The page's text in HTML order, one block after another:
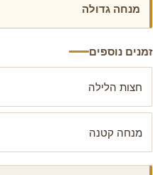
מנחה גדולה
זמנים נוספים
חצות הלילה
מנחה קטנה